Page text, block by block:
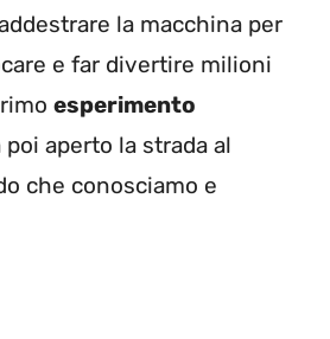
la macchina per
e far divertire milioni
esperimento
poi aperto la strada al
che conosciamo e